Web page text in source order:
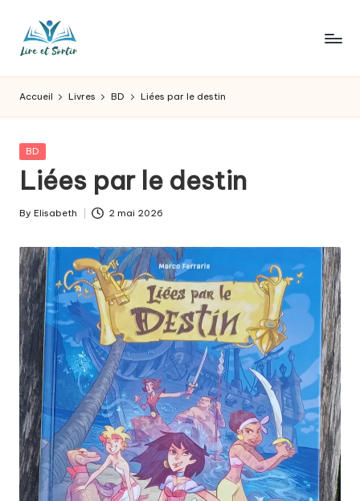
L
ir
e
e
t
s
o
r
t
ir
pour
les
goûts,
pour
les
jours.
Accueil Livres BD Liées par le destin
Posted
BD
Liées par le destin
Posted
By Elisabeth 2 mai 2026